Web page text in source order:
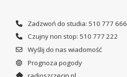
Zadzwoń do studia: 510 777 666
Czujny non stop: 510 777 222
Wyślij do nas wiadomość
Prognoza pogody